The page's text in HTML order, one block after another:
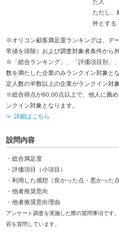
た人
ただし、
外とする
※オリコン顧客満足度ランキングは、デ
常値を排除）および調査対象者条件から
※「総合ランキング」、「評価項目別」
数を満たした企業のみランクイン対象と
定人数の半数以上の企業がランクイン対
※総合得点が60.00点以上で、他人に薦
ンクイン対象となります。
≫ 詳細はこちら
設問内容
・総合満足度
・評価項目（小項目）
・利用した感想（良かった点・悪かった点
・他者推奨意向
・他者推奨意向理由
アンケート調査を実施した際の質問事項です
容を質問しています。